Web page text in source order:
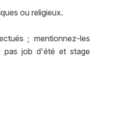
ou religieux.
; mentionnez-les
pas job d'été et stage